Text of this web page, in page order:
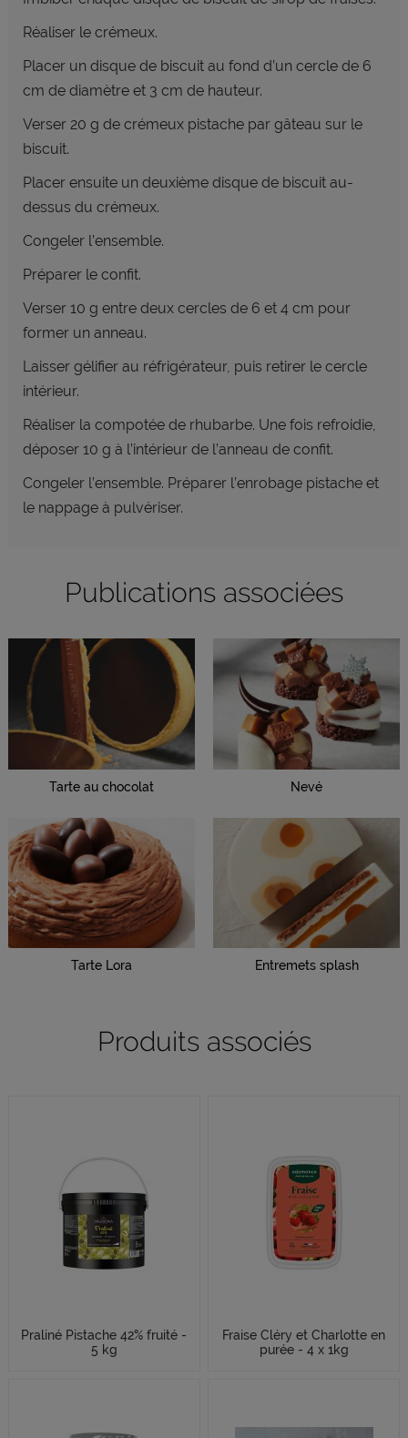
Réaliser le crémeux.
Placer un disque de biscuit au fond d’un cercle de 6
cm de diamètre et 3 cm de hauteur.
Verser 20 g de crémeux pistache par gâteau sur le
biscuit.
Placer ensuite un deuxième disque de biscuit au-
dessus du crémeux.
Congeler l’ensemble.
Préparer le confit.
Verser 10 g entre deux cercles de 6 et 4 cm pour
former un anneau.
Laisser gélifier au réfrigérateur, puis retirer le cercle
intérieur.
Réaliser la compotée de rhubarbe. Une fois refroidie,
déposer 10 g à l’intérieur de l’anneau de confit.
Congeler l’ensemble. Préparer l’enrobage pistache et
le nappage à pulvériser.
Publications associées
Tarte au chocolat Nevé
Tarte Lora Entremets splash
Produits associés
Praliné Pistache 42% fruité -
5 kg
Fraise Cléry et Charlotte en
purée - 4 x 1kg